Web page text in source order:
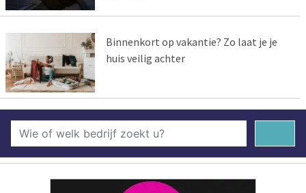
Binnenkort op vakantie? Zo laat je je
huis veilig achter